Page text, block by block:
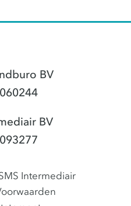
BV
BV
Intermediair